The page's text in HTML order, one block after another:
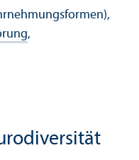
,